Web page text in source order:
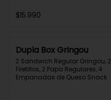
$15.990
Dupla Box Gringou
2 Sandwich Regular Gringou, 2
Filetillos, 2 Papa Regulares, 4
Empanadas de Queso Snack